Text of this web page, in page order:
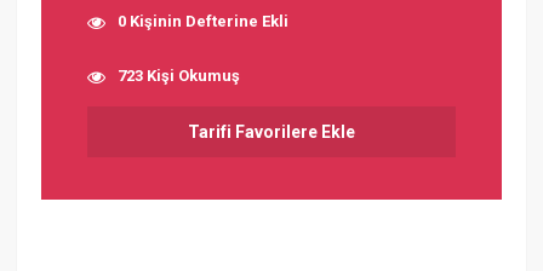
0 Kişinin Defterine Ekli
723 Kişi Okumuş
Tarifi Favorilere Ekle